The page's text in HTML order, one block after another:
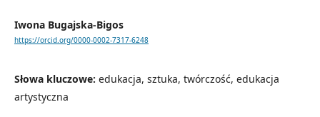
Iwona Bugajska-Bigos
https://orcid.org/0000-0002-7317-6248
Słowa kluczowe: edukacja, sztuka, twórczość, edukacja
artystyczna